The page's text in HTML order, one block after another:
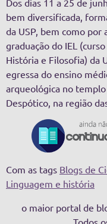
Dos dias 11 a 25 de
bem diversificada,
da USP, bem como por
graduação do IEL
História e Filosofia) da
egressa do ensino
arqueológica no
Despótico, na região
Com as tags Blogs de
Linguagem e história
o maior portal de
Todos